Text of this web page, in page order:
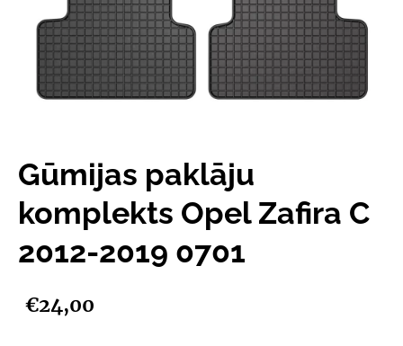
Gūmijas paklāju
komplekts Opel Zafira C
2012-2019 0701
€24,00